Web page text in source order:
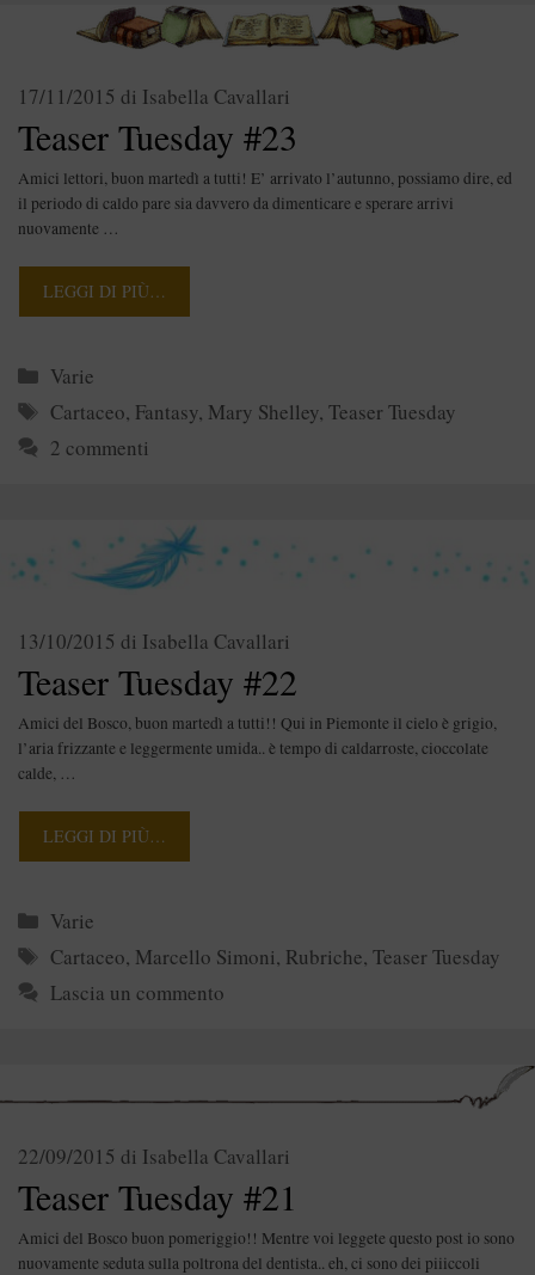
Teaser Tuesday #23
17/11/2015 di Isabella Cavallari
Amici lettori, buon martedì a tutti! E’ arrivato l’autunno, possiamo dire, ed
il periodo di caldo pare sia davvero da dimenticare e sperare arrivi
nuovamente …
LEGGI DI PIÙ…
Categorie
Varie
Tag
Cartaceo, Fantasy, Mary Shelley,Teaser Tuesday
2 commenti
Teaser Tuesday #22
13/10/2015 di Isabella Cavallari
Amici del Bosco, buon martedì a tutti!! Qui in Piemonte il cielo è grigio,
l’aria frizzante e leggermente umida.. è tempo di caldarroste, cioccolate
calde, …
LEGGI DI PIÙ…
Categorie
Varie
Tag
Cartaceo, Marcello Simoni, Rubriche,Teaser Tuesday
Lascia un commento
Teaser Tuesday #21
22/09/2015 di Isabella Cavallari
Amici del Bosco buon pomeriggio!! Mentre voi leggete questo post io sono
nuovamente seduta sulla poltrona del dentista.. eh, ci sono dei piiiccoli